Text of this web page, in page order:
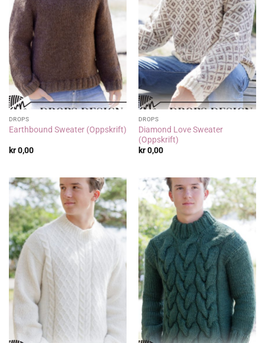
DROPS
Earthbound Sweater (Oppskrift)
kr0,00
DROPS
Diamond Love Sweater
(Oppskrift)
kr0,00